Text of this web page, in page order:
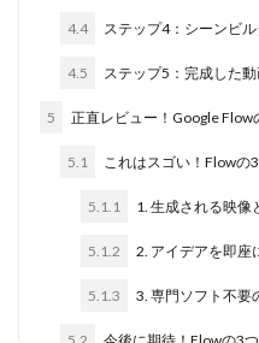
4.4 ステップ4：シーンビ
4.5 ステップ5：完成した
5 正直レビュー！Google Flow
5.1 これはスゴい！Flowの
5.1.1 1. 生成される映像
5.1.2 2. アイデアを即座
5.1.3 3. 専門ソフト不要